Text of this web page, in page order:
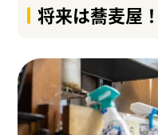
将来は蕎麦屋！